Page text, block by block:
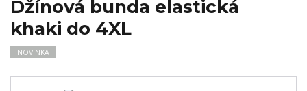
Džínová bunda elastická
khaki do 4XL
NOVINKA